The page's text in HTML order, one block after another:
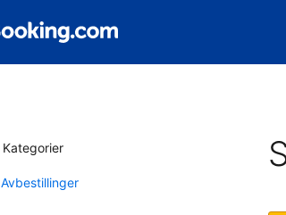
Kategorier
Avbestillinger